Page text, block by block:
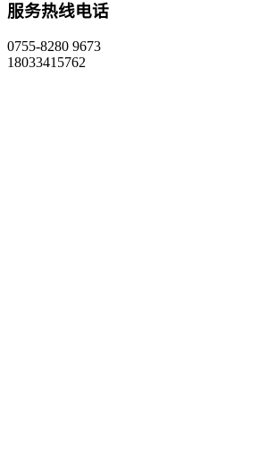
服务热线电话
0755-8280 9673
18033415762